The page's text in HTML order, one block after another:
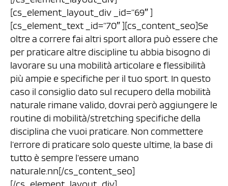
[cs_element_layout_div _id=”69″ ]
[cs_element_text _id=”70″ ][cs_content_seo]Se
oltre a correre fai altri sport allora può essere che
per praticare altre discipline tu abbia bisogno di
lavorare su una mobilità articolare e flessibilità
più ampie e specifiche per il tuo sport. In questo
caso il consiglio dato sul recupero della mobilità
naturale rimane valido, dovrai però aggiungere le
routine di mobilità/stretching specifiche della
disciplina che vuoi praticare. Non commettere
l’errore di praticare solo queste ultime, la base di
tutto è sempre l’essere umano
naturale.nn[/cs_content_seo]